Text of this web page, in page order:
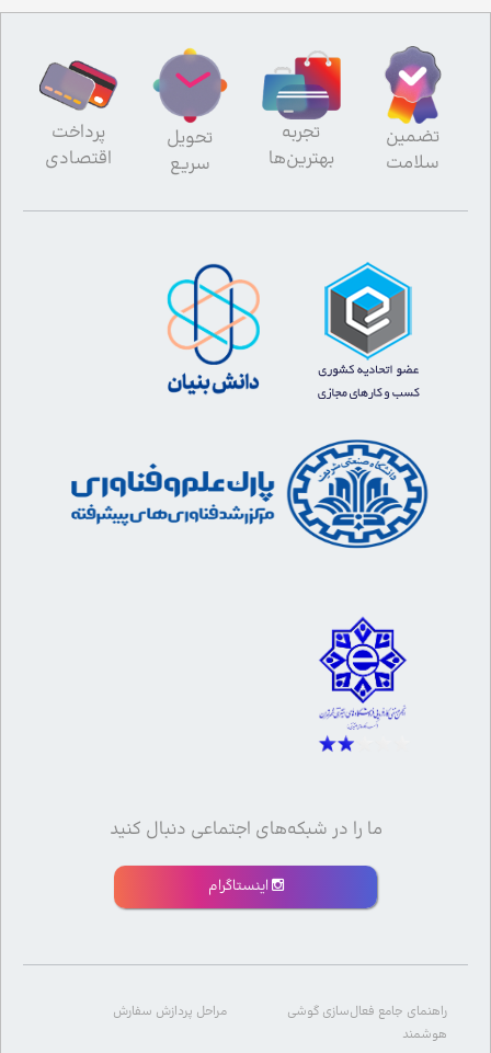
تضمین
سلامت
تجربه
بهترین‌ها
تحویل
سریع
پرداخت
اقتصادی
ما را در شبکه‌های اجتماعی دنبال کنید
اینستاگرام
راهنمای جامع فعال‌سازی گوشی
هوشمند
مراحل پردازش سفارش